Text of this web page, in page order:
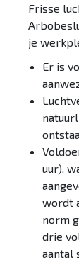
Frisse
je
Er is
uur),
wordt
norm
drie
aantal